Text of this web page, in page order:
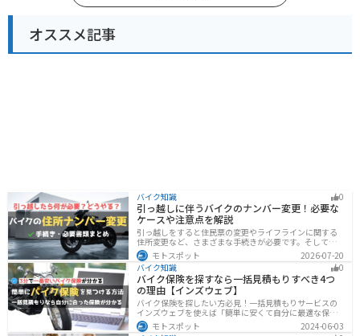
オススメ記事
バイク知識 0
引っ越しに伴うバイクのナンバー変更！必要な
ケースや注意点を解説
引っ越しをすると住民票の変更やライフラインに関する
住所変更など、さまざまな手続きが必要です。そしてバ
イク乗りの場合は、住所変更やナンバー変更といったバ
イクに関する手続きも忘れてはいけません。しかし、必
要な手続きや手順がわからないという方も多いのではな
いでしょうか。ライダー引っ越したらバイクのナンバー
を変えないといけないの？ライダー引っ越し先でも原付
に乗る場合、どんな手続きが必要か知りたいライダー引
っ越したけど忙しくて住所変更もナンバー変更もしてい
ない・・・今回はこのような疑問・お悩みにお
モトスポット
2026-07-20
バイク知識
0
バイク保険を探すなら一括見積もりすべき4つ
の理由【インズウェブ】
バイク保険を探したい方必見！一括見積もりサービスの
インズウェブを使えば「簡単に安くて自分に最適な保険
を3分で見つける」ことができます。最大5社のバイク保
険を一気に比べることができるので、探す手間と時間が
モトスポット
2024-06-03